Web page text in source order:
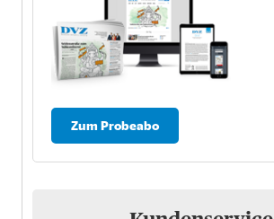
Zum Probeabo